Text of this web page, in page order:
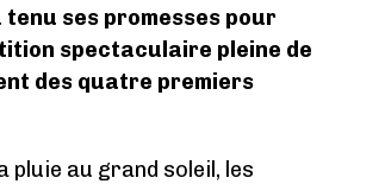
tenu ses promesses pour
spectaculaire pleine de
des quatre premiers
au grand soleil, les